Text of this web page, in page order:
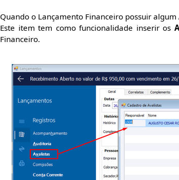
Quando o Lançamento Financeiro possuir algum
Este item tem como funcionalidade inserir os
Financeiro.